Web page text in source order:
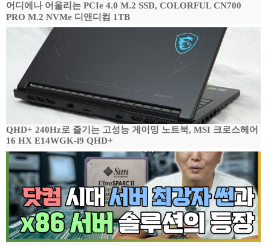
어디에나 어울리는 PCIe 4.0 M.2 SSD, COLORFUL CN700
PRO M.2 NVMe 디앤디컴 1TB
QHD+ 240Hz로 즐기는 고성능 게이밍 노트북, MSI 크로스헤어
16 HX E14WGK-i9 QHD+